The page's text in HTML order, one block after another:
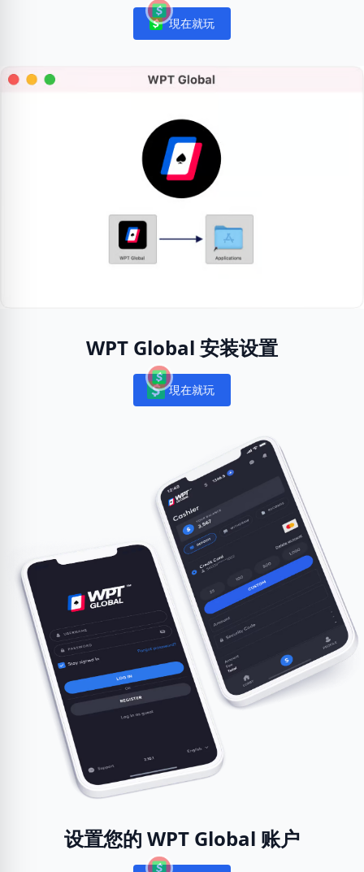
Notifications
現在就玩
WPT Global 安装设置
Notifications
現在就玩
设置您的 WPT Global 账户